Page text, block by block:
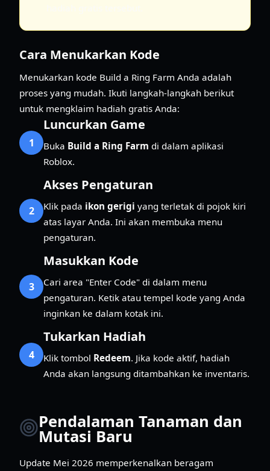
Cara Menukarkan Kode
Menukarkan kode Build a Ring Farm Anda adalah
proses yang mudah. Ikuti langkah-langkah berikut
untuk mengklaim hadiah gratis Anda:
1
Luncurkan Game
Buka Build a Ring Farm di dalam aplikasi
Roblox.
2
Akses Pengaturan
Klik pada ikon gerigi yang terletak di pojok kiri
atas layar Anda. Ini akan membuka menu
pengaturan.
3
Masukkan Kode
Cari area "Enter Code" di dalam menu
pengaturan. Ketik atau tempel kode yang Anda
inginkan ke dalam kotak ini.
4
Tukarkan Hadiah
Klik tombol Redeem. Jika kode aktif, hadiah
Anda akan langsung ditambahkan ke inventaris.
Pendalaman Tanaman dan
Mutasi Baru
Update Mei 2026 memperkenalkan beragam